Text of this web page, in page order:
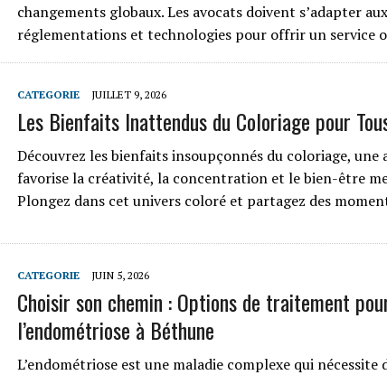
changements globaux. Les avocats doivent s’adapter
réglementations et technologies pour offrir un service
CATEGORIE JUILLET 9, 2026
Les Bienfaits Inattendus du Coloriage pour
Découvrez les bienfaits insoupçonnés du coloriage, une
favorise la créativité, la concentration et le bien-être
Plongez dans cet univers coloré et partagez des
CATEGORIE JUIN 5, 2026
Choisir son chemin : Options de traitement
l’endométriose à Béthune
L’endométriose est une maladie complexe qui nécessite